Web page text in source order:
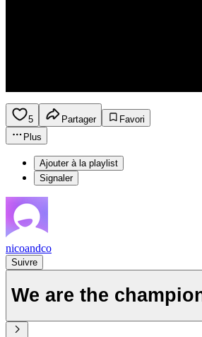
5 Partager
Favori
Plus
Ajouter à la playlist
Signaler
nicoandco
Suivre